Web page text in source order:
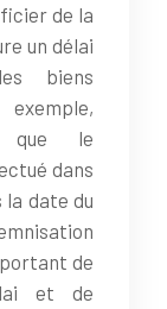
de la
un délai
biens
que le
dans
la date du
de
et de